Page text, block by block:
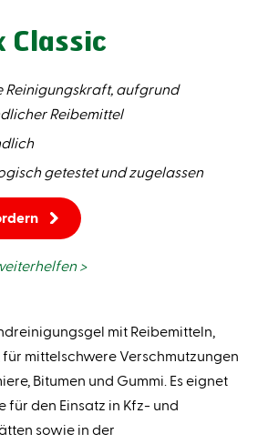
Classic
Reinigungskraft, aufgrund
Reibemittel
getestet und zugelassen
>
mit Reibemitteln,
mittelschwere Verschmutzungen
Bitumen und Gummi. Es eignet
für den Einsatz in Kfz- und
sowie in der